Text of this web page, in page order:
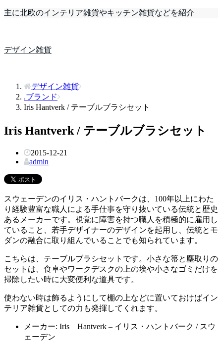
主に北欧のインテリア雑貨やキッチン雑貨などを紹介
デザイン雑貨
デザイン雑貨
.ブランド
Iris Hantverk / テーブルブラシセット
Iris Hantverk / テーブルブラシセット
2015-12-21
admin
スウェーデンのイリス・ハントバークは、100年以上にわた
り経験豊富な職人による手仕事を守り抜いている伝統と歴史
あるメーカーです。視覚に障害を持つ職人を積極的に雇用し
ていること、若手デザイナーのデザインを起用し、伝統とモ
ダンの融合に取り組んでいることでも知られています。
こちらは、テーブルブラシセットです。小さな箒と塵取りの
セットは、食卓やワークデスクの上の埃や小さなゴミだけを
掃除したい時に大変便利な道具です。
使わない時は飾るようにして棚の上などに置いておけばイン
テリア雑貨としての力も発揮してくれます。
メーカー: Iris Hantverk – イリス・ハントバーク / スウ
ェーデン